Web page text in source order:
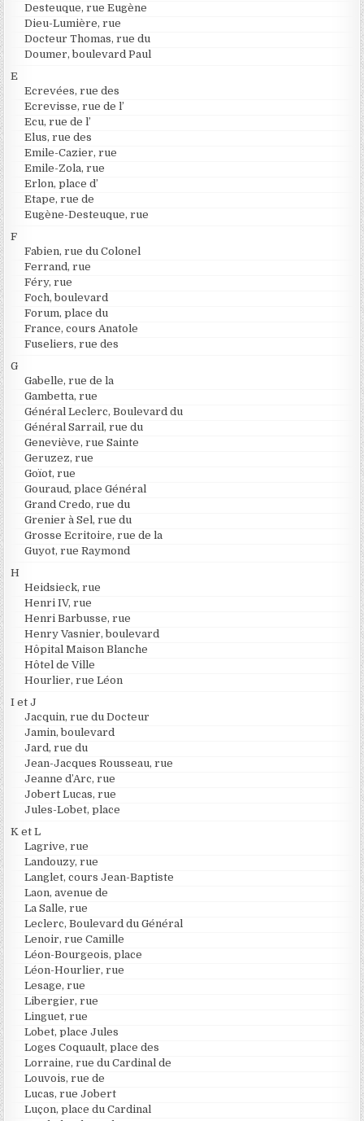
Desteuque, rue Eugène
Dieu-Lumière, rue
Docteur Thomas, rue du
Doumer, boulevard Paul
E
Ecrevées, rue des
Ecrevisse, rue de l’
Ecu, rue de l’
Elus, rue des
Emile-Cazier, rue
Emile-Zola, rue
Erlon, place d’
Etape, rue de
Eugène-Desteuque, rue
F
Fabien, rue du Colonel
Ferrand, rue
Féry, rue
Foch, boulevard
Forum, place du
France, cours Anatole
Fuseliers, rue des
G
Gabelle, rue de la
Gambetta, rue
Général Leclerc, Boulevard du
Général Sarrail, rue du
Geneviève, rue Sainte
Geruzez, rue
Goïot, rue
Gouraud, place Général
Grand Credo, rue du
Grenier à Sel, rue du
Grosse Ecritoire, rue de la
Guyot, rue Raymond
H
Heidsieck, rue
Henri IV, rue
Henri Barbusse, rue
Henry Vasnier, boulevard
Hôpital Maison Blanche
Hôtel de Ville
Hourlier, rue Léon
I et J
Jacquin, rue du Docteur
Jamin, boulevard
Jard, rue du
Jean-Jacques Rousseau, rue
Jeanne d’Arc, rue
Jobert Lucas, rue
Jules-Lobet, place
K et L
Lagrive, rue
Landouzy, rue
Langlet, cours Jean-Baptiste
Laon, avenue de
La Salle, rue
Leclerc, Boulevard du Général
Lenoir, rue Camille
Léon-Bourgeois, place
Léon-Hourlier, rue
Lesage, rue
Libergier, rue
Linguet, rue
Lobet, place Jules
Loges Coquault, place des
Lorraine, rue du Cardinal de
Louvois, rue de
Lucas, rue Jobert
Luçon, place du Cardinal